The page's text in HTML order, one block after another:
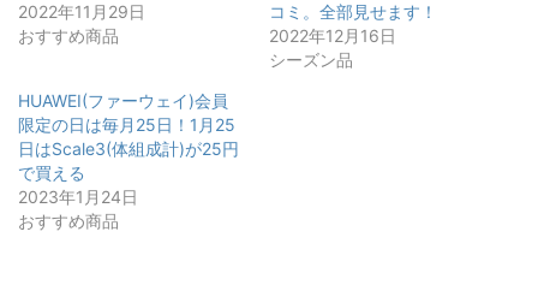
2022年11月29日
おすすめ商品
コミ。全部見せます！
2022年12月16日
シーズン品
HUAWEI(ファーウェイ)会員
限定の日は毎月25日！1月25
日はScale3(体組成計)が25円
で買える
2023年1月24日
おすすめ商品